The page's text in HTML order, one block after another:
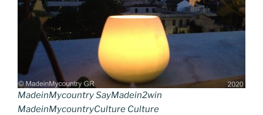
MadeinMycountry SayMadein2win
MadeinMycountryCulture Culture